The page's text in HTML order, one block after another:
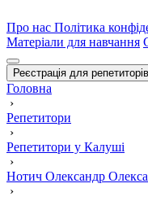
Про нас Політика
Матеріали для навчання
Реєстрація для репетиторів
Головна
›
Репетитори
›
Репетитори у Калуші
›
Нотич Олександр
›